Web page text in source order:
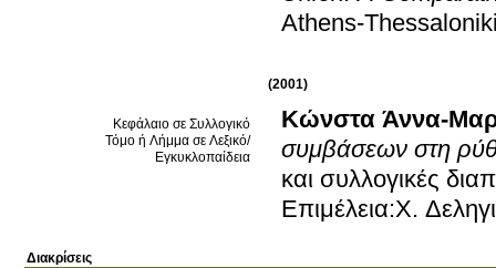
Athens-
(2001)
Κεφάλαιο σε Συλλογικό
Τόμο ή Λήμμα σε Λεξικό/
Εγκυκλοπαίδεια
Κώνστα Άννα-
συμβάσεων στη
και συλλογικές
Επιμέλεια:Χ.
Διακρίσεις